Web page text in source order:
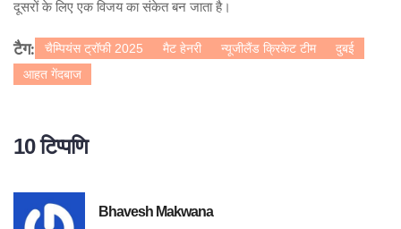
दूसरों के लिए एक विजय का संकेत बन जाता है।
टैग: चैम्पियंस ट्रॉफी 2025 मैट हेनरी न्यूजीलैंड क्रिकेट टीम
दुबई
आहत गेंदबाज
10 टिप्पणि
Bhavesh Makwana